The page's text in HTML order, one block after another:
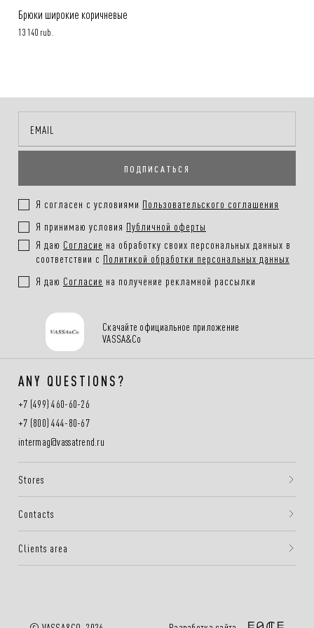
Брюки широкие коричневые
13 140 rub.
ПОДПИСАТЬСЯ
Я согласен с условиями Пользовательского соглашения
Я принимаю условия Публичной оферты
Я даю Согласие на обработку своих персональных данных в
соответствии с Политикой обработки персональных данных
Я даю Согласие на получение рекламной рассылки
Скачайте официальное приложение
VASSA&Co
ANY QUESTIONS?
+7 (499) 460-60-26
+7 (800) 444-80-67
intermag@vassatrend.ru
Stores
Contacts
Clients area